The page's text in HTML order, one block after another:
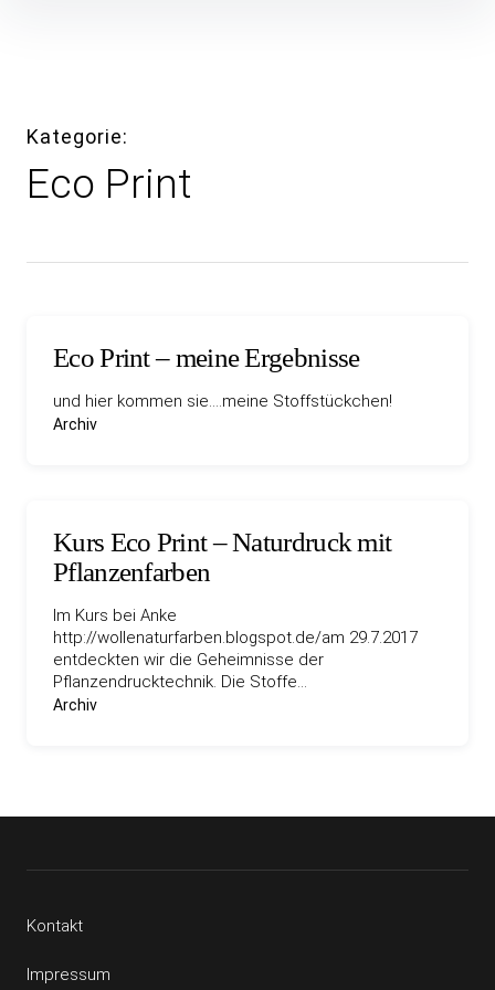
Kategorie
Eco Print
Eco Print – meine Ergebnisse
und hier kommen sie….meine Stoffstückchen!
Archiv
Kurs Eco Print – Naturdruck mit
Pflanzenfarben
Im Kurs bei Anke
http://wollenaturfarben.blogspot.de/am 29.7.2017
entdeckten wir die Geheimnisse der
Pflanzendrucktechnik. Die Stoffe…
Archiv
Kontakt
Impressum